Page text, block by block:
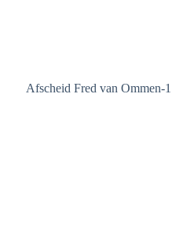
Afscheid Fred van Ommen-1